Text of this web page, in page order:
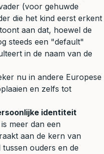
(voor gehuwde
die het kind eerst erkent
aan dat, hoewel de
steeds een "default"
in de naam van de
nu in andere Europese
en zelfs tot
identiteit
meer dan een
aan de kern van
tussen ouders en de